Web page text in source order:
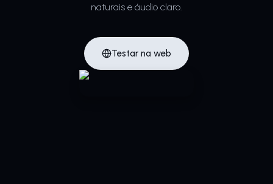
naturais e áudio claro.
Testar na web